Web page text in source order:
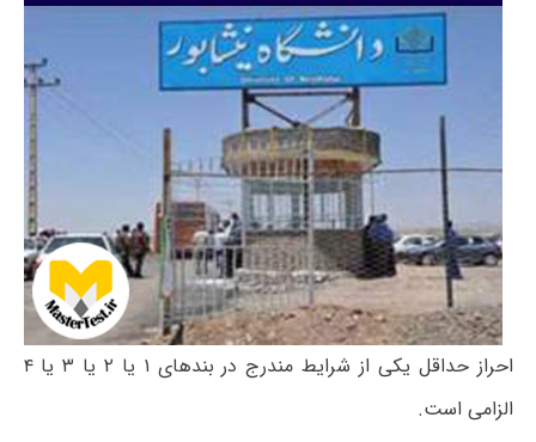
احراز حداقل یکی از شرایط مندرج در بندهای ۱ یا ۲ یا ۳ یا ۴
الزامی است.